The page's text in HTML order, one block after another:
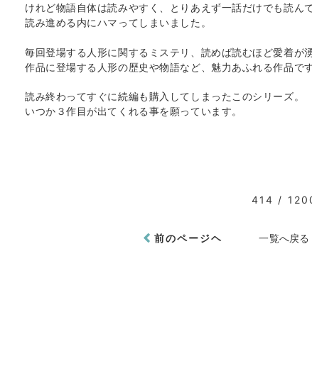
けれど物語自体は読みやすく、とりあえず一話だけでも読ん
読み進める内にハマってしまいました。
毎回登場する人形に関するミステリ、読めば読むほど愛着が
作品に登場する人形の歴史や物語など、魅力あふれる作品です
読み終わってすぐに続編も購入してしまったこのシリーズ。
いつか３作目が出てくれる事を願っています。
414 /
前のページヘ 一覧へ戻る